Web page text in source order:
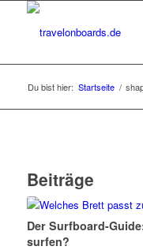
Du bist hier: Startseite /
Beiträge
Der Surfboard-
surfen?